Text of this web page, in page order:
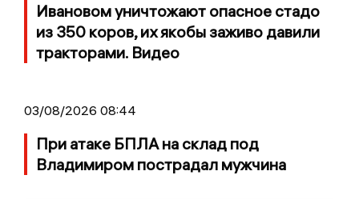
Ивановом уничтожают опасное стадо
из 350 коров, их якобы заживо давили
тракторами. Видео
03/08/2026 08:44
При атаке БПЛА на склад под
Владимиром пострадал мужчина